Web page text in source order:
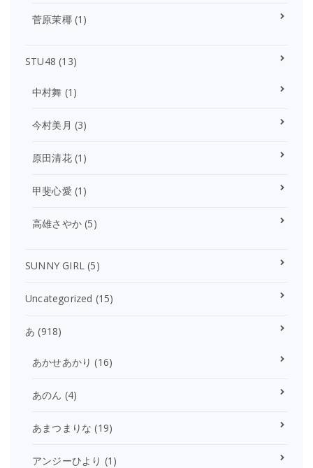
菅原茉椰(1)
STU48 (13)
中村舞 (1)
今村美月 (3)
原田清花(1)
甲斐心愛 (1)
高雄さやか (5)
SUNNY GIRL (5)
Uncategorized (15)
あ (918)
あかせあかり (16)
あのん (4)
あまつまりな (19)
アンジーひより (1)